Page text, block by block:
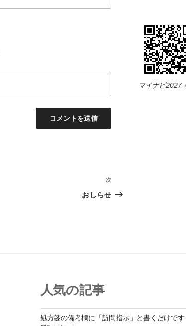
次
の
次
おしらせ
マイナビ2027
人気の記事
処方箋の備考欄に「訪問指示」と書くだけです